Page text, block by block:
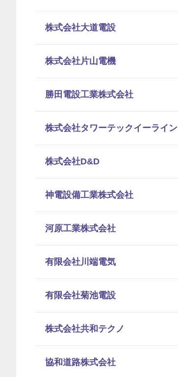
株式会社大道電設
株式会社片山電機
勝田電設工業株式会社
株式会社タワーテックイーライン
株式会社D&D
神電設備工業株式会社
河原工業株式会社
有限会社川端電気
有限会社菊池電設
株式会社共和テクノ
協和道路株式会社